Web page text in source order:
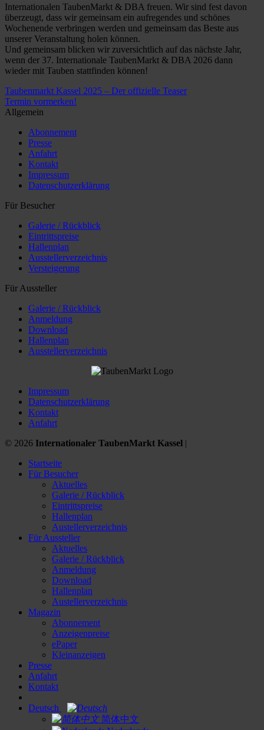
Internationalen TaubenMarkt & DBA freuen. Wir sind fest davon
überzeugt, dass wir gemeinsam ein aufregendes und schönes
Wochenende verbringen werden und gemeinsam das Beste aus
unserer Veranstaltung holen können.
Und gemeinsam blicken wir zuversichtlich auf das nächste Jahr,
wenn der 37. Internationale TaubenMarkt & DBA 2026 dann
wieder mit Tauben stattfinden können!
Taubenmarkt Kassel 2025 – Der offizielle Teaser
Termin vormerken!
Allgemein
Abonnement
Presse
Anfahrt
Kontakt
Impressum
Datenschutzerklärung
Für Besucher
Galerie / Rückblick
Eintrittspreise
Hallenplan
Ausstellerverzeichnis
Versteigerung
Für Aussteller
Galerie / Rückblick
Anmeldung
Download
Hallenplan
Ausstellerverzeichnis
Impressum
Datenschutzerklärung
Kontakt
Anfahrt
© 2026 Internationaler TaubenMarkt Kassel |
Startseite
Für Besucher
Aktuelles
Galerie / Rückblick
Eintrittspreise
Hallenplan
Austellerverzeichnis
Für Aussteller
Aktuelles
Galerie / Rückblick
Anmeldung
Download
Hallenplan
Austellerverzeichnis
Magazin
Abonnement
Anzeigenpreise
ePaper
Kleinanzeigen
Presse
Anfahrt
Kontakt
Deutsch
简体中文